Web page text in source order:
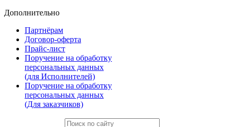
Дополнительно
Партнёрам
Договор-оферта
Прайс-лист
Поручение на обработку
персональных данных
(для Исполнителей)
Поручение на обработку
персональных данных
(Для заказчиков)